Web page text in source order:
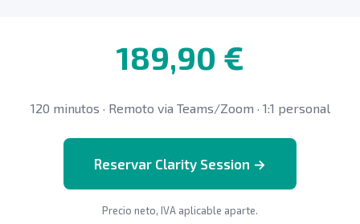
189,90 €
120 minutos · Remoto via Teams/Zoom · 1:1 personal
Reservar Clarity Session →
Precio neto, IVA aplicable aparte.